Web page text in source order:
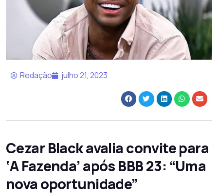
Redação julho 21, 2023
Cezar Black avalia convite para
‘A Fazenda’ após BBB 23: “Uma
nova oportunidade”